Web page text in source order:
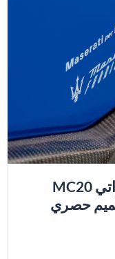
مازيراتي تسلّم سيارة مازيراتي MC20
حصري